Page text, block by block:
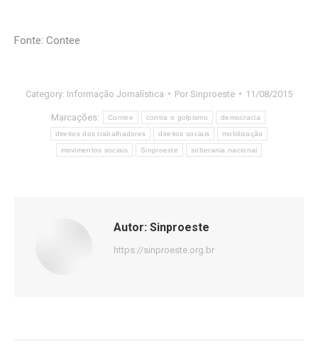
Fonte: Contee
Category: Informação Jornalística Por Sinproeste 11/08/2015
Marcações: Contee contra o golpismo democracia
direitos dos trabalhadores direitos sociais mobilização
movimentos sociais Sinproeste soberania nacional
Autor: Sinproeste
https://sinproeste.org.br